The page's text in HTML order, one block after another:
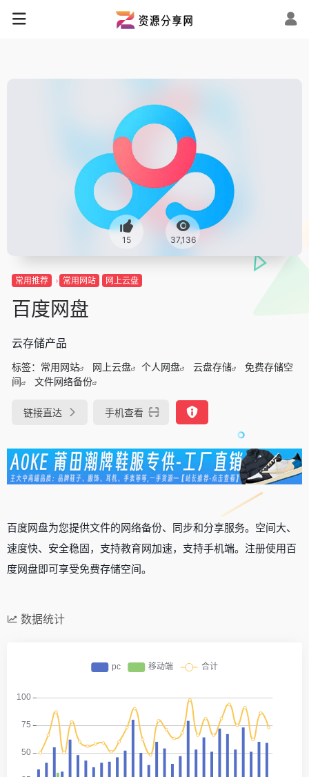
15 37,136
常用推荐 常用网站 网上云盘
百度网盘
云存储产品
标签： 常用网站 网上云盘 个人网盘 云盘存储
免费存储空
间
文件网络备份
链接直达 手机查看
百度网盘为您提供文件的网络备份、同步和分享服务。空间大、
速度快、安全稳固，支持教育网加速，支持手机端。注册使用百
度网盘即可享受免费存储空间。
数据统计